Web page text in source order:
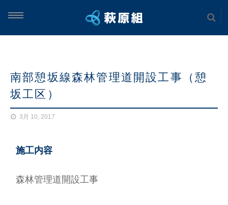
内
績
南部憩坂線森林管理道開設工事（憩
坂工区）
3月 10, 2017
施工内容
森林管理道開設工事